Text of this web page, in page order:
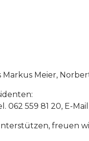
Meier,
559 81 20, E-Mail
freuen